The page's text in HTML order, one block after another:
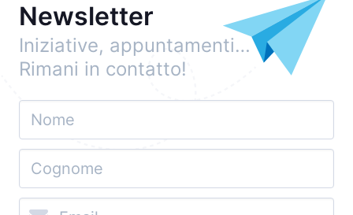
Newsletter
Iniziative, appuntamenti…
Rimani in contatto!